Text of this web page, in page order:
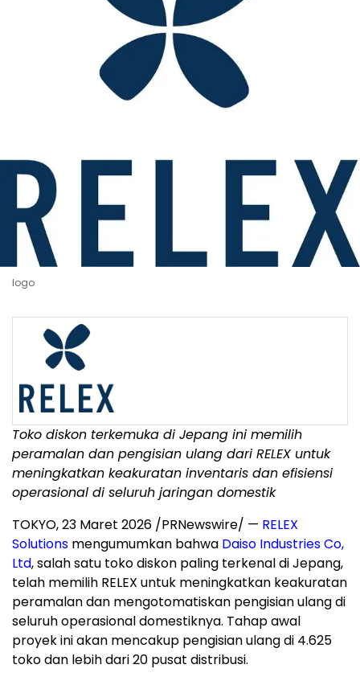
logo
Toko diskon terkemuka di Jepang ini memilih
peramalan dan pengisian ulang dari RELEX untuk
meningkatkan keakuratan inventaris dan efisiensi
operasional di seluruh jaringan domestik
TOKYO,23 Maret 2026 /PRNewswire/ — RELEX
Solutions mengumumkan bahwa Daiso Industries Co,
Ltd,salah satu toko diskon paling terkenal di Jepang,
telah memilih RELEX untuk meningkatkan keakuratan
peramalan dan mengotomatiskan pengisian ulang di
seluruh operasional domestiknya. Tahap awal
proyek ini akan mencakup pengisian ulang di 4.625
toko dan lebih dari 20 pusat distribusi.